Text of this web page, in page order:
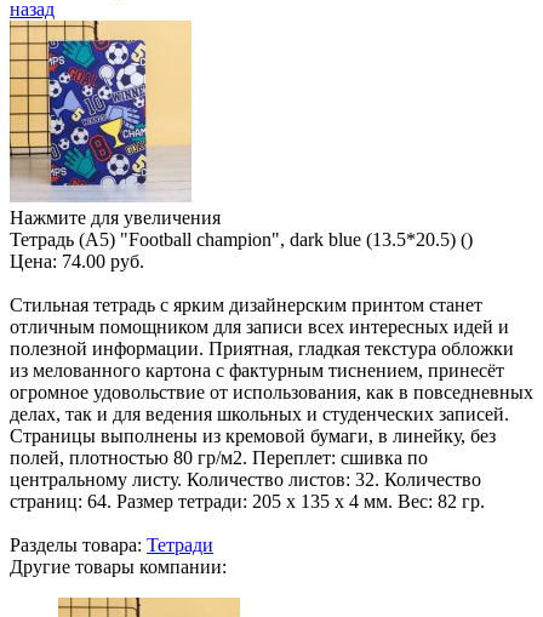
назад
Нажмите для увеличения
Тетрадь (A5) "Football champion", dark blue (13.5*20.5) ()
Цена: 74.00 руб.
Стильная тетрадь с ярким дизайнерским принтом станет
отличным помощником для записи всех интересных идей и
полезной информации. Приятная, гладкая текстура обложки
из мелованного картона с фактурным тиснением, принесёт
огромное удовольствие от использования, как в повседневных
делах, так и для ведения школьных и студенческих записей.
Страницы выполнены из кремовой бумаги, в линейку, без
полей, плотностью 80 гр/м2. Переплет: сшивка по
центральному листу. Количество листов: 32. Количество
страниц: 64. Размер тетради: 205 х 135 х 4 мм. Вес: 82 гр.
Разделы товара: Тетради
Другие товары компании: